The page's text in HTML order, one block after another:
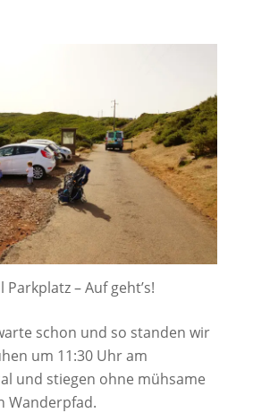
Parkplatz – Auf geht’s!
schon und so standen wir
um 11:30 Uhr am
und stiegen ohne mühsame
Wanderpfad.